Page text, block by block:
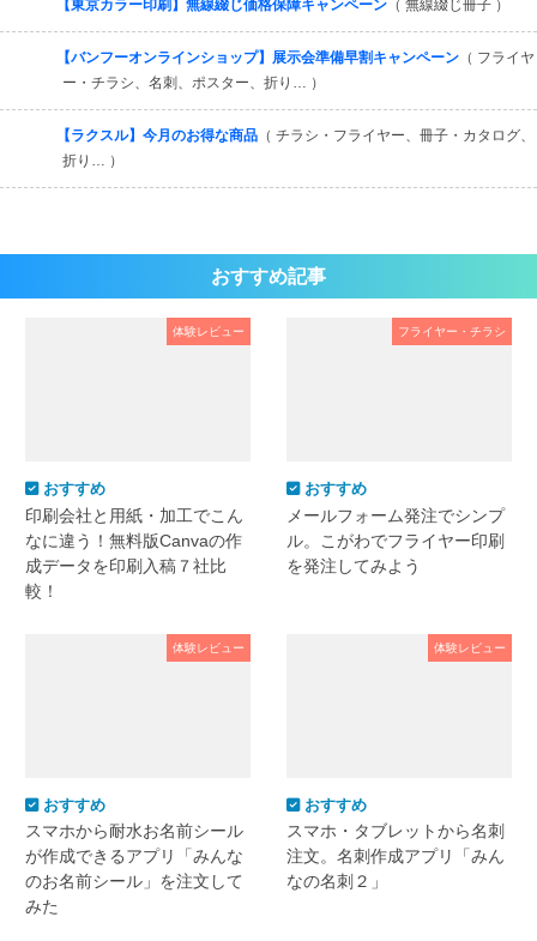
【東京カラー印刷】無線綴じ価格保障キャンペーン （ 無線綴じ冊子 ）
【バンフーオンラインショップ】展示会準備早割キャンペーン （ フライヤ
ー・チラシ、名刺、ポスター、折り… ）
【ラクスル】今月のお得な商品 （ チラシ・フライヤー、冊子・カタログ、
折り… ）
おすすめ記事
体験レビュー
おすすめ
印刷会社と用紙・加工でこん
なに違う！無料版Canvaの作
成データを印刷入稿７社比
較！
フライヤー・チラシ
おすすめ
メールフォーム発注でシンプ
ル。こがわでフライヤー印刷
を発注してみよう
体験レビュー
おすすめ
スマホから耐水お名前シール
が作成できるアプリ「みんな
のお名前シール」を注文して
みた
体験レビュー
おすすめ
スマホ・タブレットから名刺
注文。名刺作成アプリ「みん
なの名刺２」